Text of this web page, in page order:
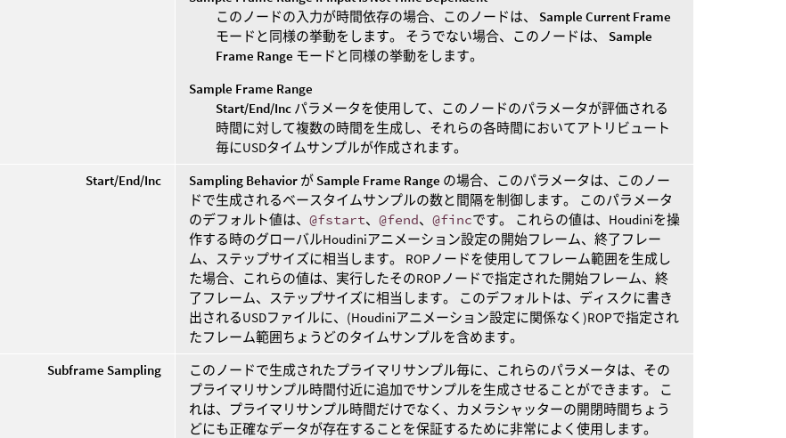
このノードの入力が時間依存の場合、このノードは、 Sample Current Frame
モードと同様の挙動をします。 そうでない場合、このノードは、 Sample
Frame Range モードと同様の挙動をします。
Sample Frame Range
Start/End/Inc パラメータを使用して、このノードのパラメータが評価される
時間に対して複数の時間を生成し、それらの各時間においてアトリビュート
毎にUSDタイムサンプルが作成されます。
Start/End/Inc
Sampling Behavior が Sample Frame Range の場合、このパラメータは、このノー
ドで生成されるベースタイムサンプルの数と間隔を制御します。 このパラメータ
のデフォルト値は、@fstart、@fend、@fincです。 これらの値は、Houdiniを操
作する時のグローバルHoudiniアニメーション設定の開始フレーム、終了フレー
ム、ステップサイズに相当します。 ROPノードを使用してフレーム範囲を生成し
た場合、これらの値は、実行したそのROPノードで指定された開始フレーム、終
了フレーム、ステップサイズに相当します。 このデフォルトは、ディスクに書き
出されるUSDファイルに、(Houdiniアニメーション設定に関係なく)ROPで指定され
たフレーム範囲ちょうどのタイムサンプルを含めます。
Subframe Sampling
このノードで生成されたプライマリサンプル毎に、これらのパラメータは、その
プライマリサンプル時間付近に追加でサンプルを生成させることができます。 こ
れは、プライマリサンプル時間だけでなく、カメラシャッターの開閉時間ちょう
どにも正確なデータが存在することを保証するために非常によく使用します。